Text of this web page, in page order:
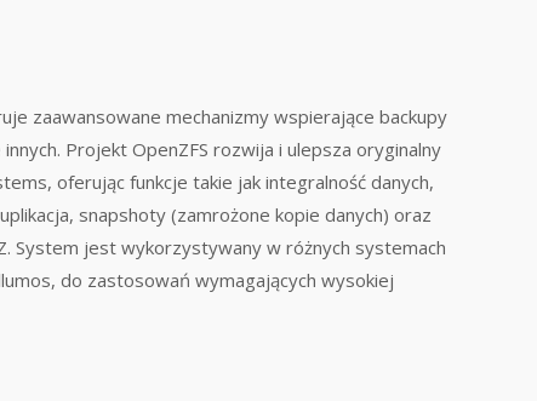
zaawansowane mechanizmy wspierające backupy
Projekt OpenZFS rozwija i ulepsza oryginalny
oferując funkcje takie jak integralność danych,
snapshoty (zamrożone kopie danych) oraz
System jest wykorzystywany w różnych systemach
do zastosowań wymagających wysokiej